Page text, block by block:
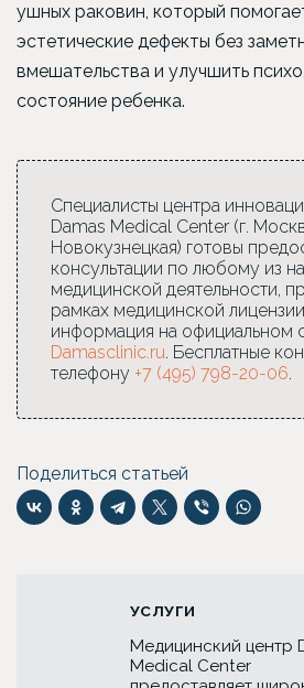
ушных раковин, который
эстетические дефекты без
вмешательства и улучшить
состояние ребенка.
Специалисты центра
Damas Medical Center (г.
Новокузнецкая) готовы
консультации по любому из
медицинской деятельности,
рамках медицинской
информация на официальном
Damasclinic.ru. Бесплатные
телефону +7 (495) 798-20-06.
Поделиться статьей
УСЛУГИ
Медицинский центр
Medical Center